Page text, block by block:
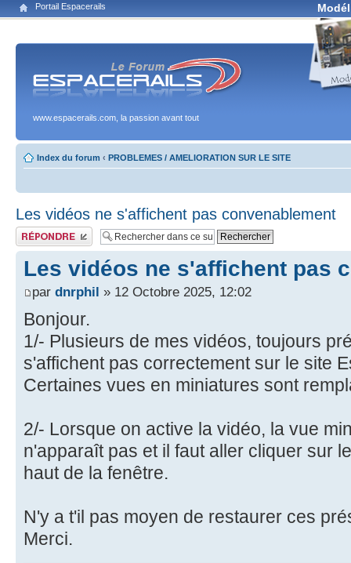
Portail Espacerails
www.espacerails.com, la passion avant tout
Index du forum ‹ PROBLEMES / AMELIORATION SUR LE SITE
Les vidéos ne s'affichent pas convenablement
Publier une réponse
Les vidéos ne s'affichent pas
par dnrphil » 12 Octobre 2025, 12:02
Bonjour.
1/- Plusieurs de mes vidéos, toujours
s'affichent pas correctement sur le site
Certaines vues en miniatures sont
2/- Lorsque on active la vidéo, la vue
n'apparaît pas et il faut aller cliquer sur
haut de la fenêtre.
N'y a t'il pas moyen de restaurer ces
Merci.